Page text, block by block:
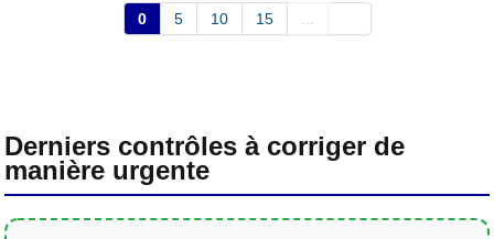
0 5 10 15
Derniers contrôles à corriger de
manière urgente